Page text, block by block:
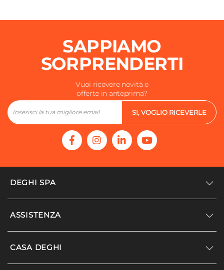
SAPPIAMO
SORPRENDERTI
Vuoi ricevere novità e
offerte in anteprima?
SI, VOGLIO RICEVERLE
DEGHI SPA
Accedi/Registrati
ASSISTENZA
Supporto
CASA DEGHI